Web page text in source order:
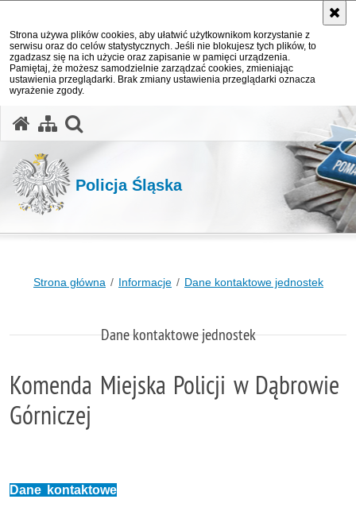
Strona używa plików cookies, aby ułatwić użytkownikom korzystanie z
serwisu oraz do celów statystycznych. Jeśli nie blokujesz tych plików, to
zgadzasz się na ich użycie oraz zapisanie w pamięci urządzenia.
Pamiętaj, że możesz samodzielnie zarządzać cookies, zmieniając
ustawienia przeglądarki. Brak zmiany ustawienia przeglądarki oznacza
wyrażenie zgody.
Policja Śląska
Strona główna Informacje Dane kontaktowe jednostek
Dane kontaktowe jednostek
Komenda Miejska Policji w Dąbrowie
Górniczej
Dane kontaktowe